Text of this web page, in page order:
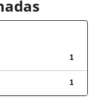
1
1